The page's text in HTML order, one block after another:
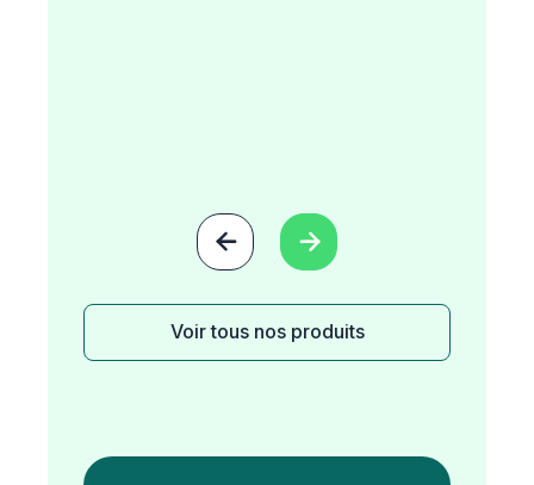
 
Voir tous nos produits